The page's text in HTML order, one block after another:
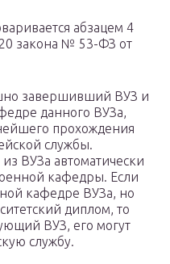
абзацем 4
20 закона № 53-ФЗ от
завершивший ВУЗ и
данного ВУЗа,
прохождения
службы.
ВУЗа автоматически
кафедры. Если
кафедре ВУЗа, но
диплом, то
ВУЗ, его могут
службу.